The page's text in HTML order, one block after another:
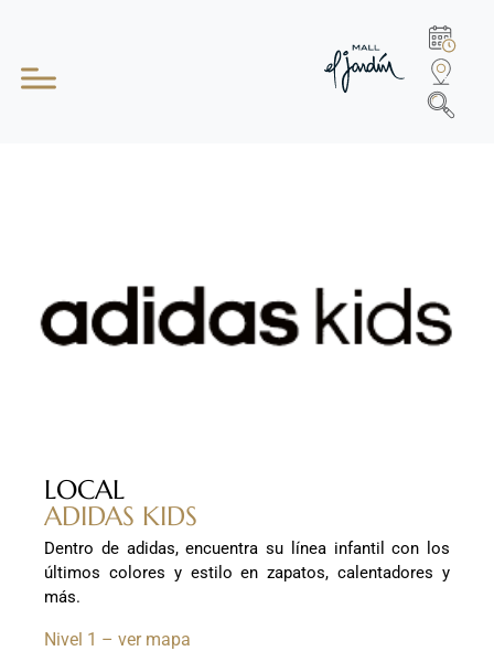
LOCAL
ADIDAS KIDS
Dentro de adidas, encuentra su línea infantil con los
últimos colores y estilo en zapatos, calentadores y
más.
Nivel 1 – ver mapa